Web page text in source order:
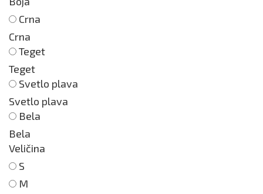
Crna
Crna
Teget
Teget
Svetlo plava
Svetlo plava
Bela
Bela
Veličina
S
M